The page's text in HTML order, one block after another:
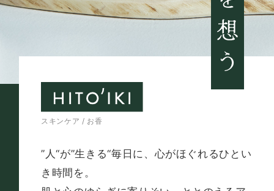
スキンケア / お香
”人“が”生きる“毎日に、心がほぐれるひとい
き時間を。